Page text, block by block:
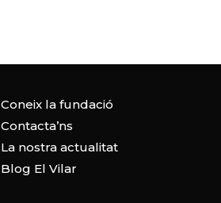
Coneix la fundació
Contacta’ns
La nostra actualitat
Blog El Vilar